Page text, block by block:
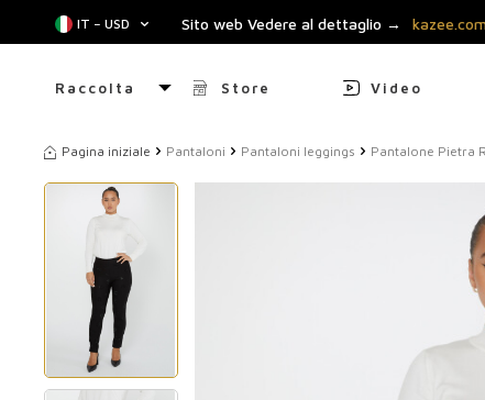
IT − USD Sito web Vedere al dettaglio →
Raccolta Store Video
Pagina iniziale Pantaloni Pantaloni leggings Pantalone Pietra